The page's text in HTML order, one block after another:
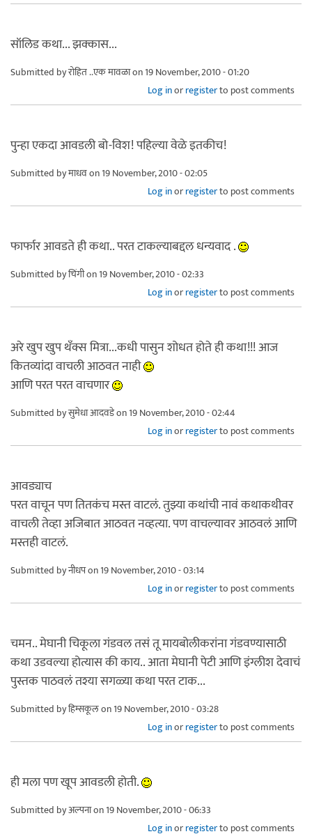
सॉलिड कथा... झक्कास...
Submitted byरोहित ..एक मावळाon 19 November, 2010 - 01:20
Log inorregisterto post comments
पुन्हा एकदा आवडली बो-विश! पहिल्या वेळे इतकीच!
Submitted byमाधवon 19 November, 2010 - 02:05
Log inorregisterto post comments
फार्फार आवडते ही कथा.. परत टाकल्याबद्दल धन्यवाद .
Submitted byचिंगीon 19 November, 2010 - 02:33
Log inorregisterto post comments
अरे खुप खुप थँक्स मित्रा...कधी पासुन शोधत होते ही कथा!!! आज
कितव्यांदा वाचली आठवत नाही
आणि परत परत वाचणार
Submitted byसुमेधा आदवडेon 19 November, 2010 - 02:44
Log inorregisterto post comments
आवड्याच
परत वाचून पण तितकंच मस्त वाटलं. तुझ्या कथांची नावं कथाकथीवर
वाचली तेव्हा अजिबात आठवत नव्हत्या. पण वाचल्यावर आठवलं आणि
मस्तही वाटलं.
Submitted byनीधपon 19 November, 2010 - 03:14
Log inorregisterto post comments
चमन.. मेघानी चिकूला गंडवल तसं तू मायबोलीकरांना गंडवण्यासाठी
कथा उडवल्या होत्यास की काय.. आता मेघानी पेटी आणि इंग्लीश देवाचं
पुस्तक पाठवलं तश्या सगळ्या कथा परत टाक...
Submitted byहिम्सकूलon 19 November, 2010 - 03:28
Log inorregisterto post comments
ही मला पण खूप आवडली होती.
Submitted byअल्पनाon 19 November, 2010 - 06:33
Log inorregisterto post comments